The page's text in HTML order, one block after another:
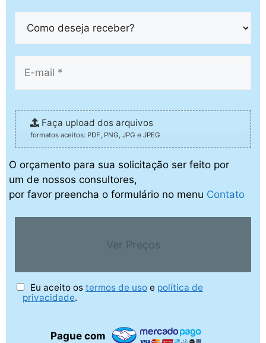
Faça upload dos arquivos
formatos aceitos: PDF, PNG, JPG e JPEG
O orçamento para sua solicitação ser feito por
um de nossos consultores,
por favor preencha o formulário no menu Contato
Ver Preços
Eu aceito os termos de uso e política de
privacidade.
Pague com